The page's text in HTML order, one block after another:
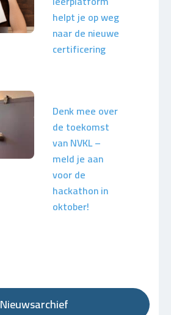
helpt je op weg
naar de nieuwe
certificering
Denk mee over
de toekomst
van NVKL –
meld je aan
voor de
hackathon in
oktober!
Nieuwsarchief